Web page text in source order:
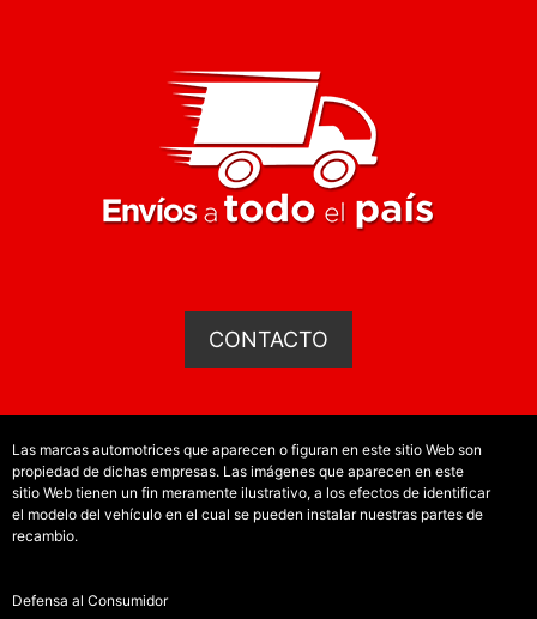
CONTACTO
Las marcas automotrices que aparecen o figuran en este sitio Web son
propiedad de dichas empresas. Las imágenes que aparecen en este
sitio Web tienen un fin meramente ilustrativo, a los efectos de identificar
el modelo del vehículo en el cual se pueden instalar nuestras partes de
recambio.
Defensa al Consumidor